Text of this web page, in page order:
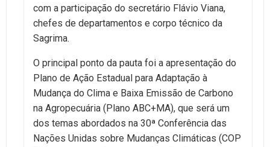
com a participação do secretário Flávio Viana,
chefes de departamentos e corpo técnico da
Sagrima.
O principal ponto da pauta foi a apresentação do
Plano de Ação Estadual para Adaptação à
Mudança do Clima e Baixa Emissão de Carbono
na Agropecuária (Plano ABC+MA), que será um
dos temas abordados na 30ª Conferência das
Nações Unidas sobre Mudanças Climáticas (COP